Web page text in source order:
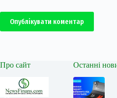
Опублікувати коментар
Про сайт Останні